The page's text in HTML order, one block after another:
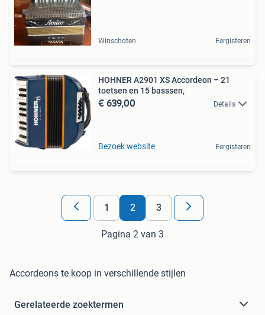
Winschoten Eergisteren
HOHNER A2901 XS Accordeon – 21
toetsen en 15 basssen,
€ 639,00 Details
Bezoek website Eergisteren
1 2 3
Pagina 2 van 3
Accordeons te koop in verschillende stijlen
Gerelateerde zoektermen